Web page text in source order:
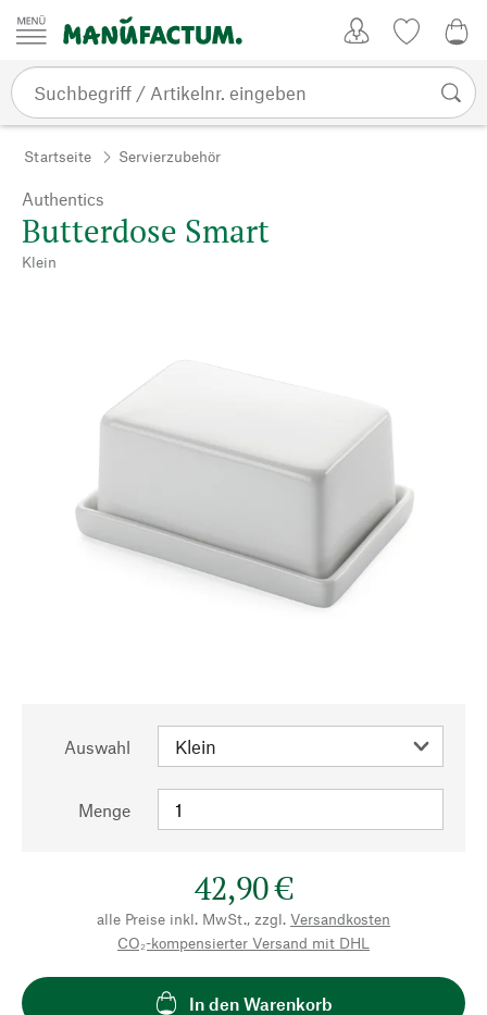
Zum Inhalt springen
Startseite Servierzubehör
Authentics
Butterdose Smart
Klein
Auswahl
Menge
42,90 €
alle Preise inkl. MwSt., zzgl. Versandkosten
CO₂-kompensierter Versand mit DHL
In den Warenkorb